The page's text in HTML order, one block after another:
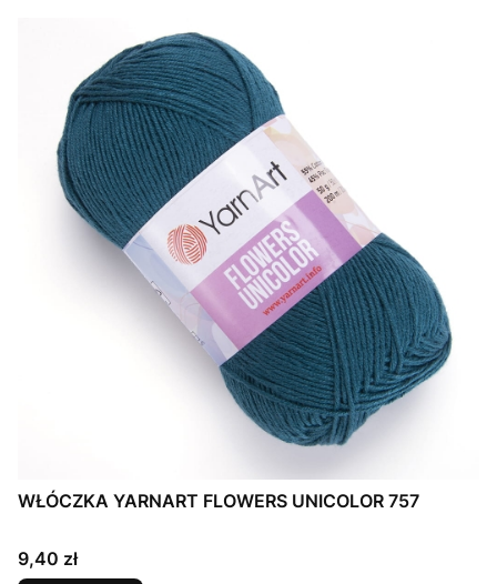
WŁÓCZKA YARNART FLOWERS UNICOLOR 757
Cena
9,40 zł